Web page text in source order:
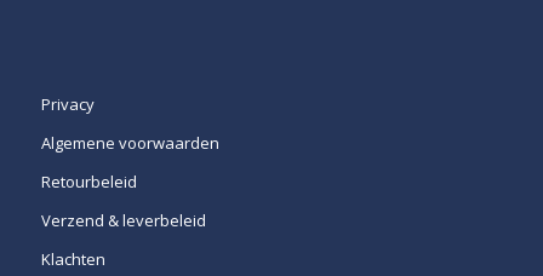
Privacy
Algemene voorwaarden
Retourbeleid
Verzend & leverbeleid
Klachten